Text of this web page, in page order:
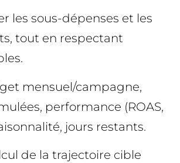
les sous-dépenses et les
tout en respectant
mensuel/campagne,
performance (ROAS,
jours restants.
de la trajectoire cible